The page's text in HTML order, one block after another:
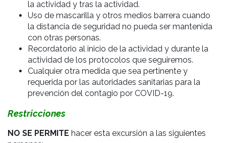
la actividad y tras la actividad.
Uso de mascarilla y otros medios barrera cuando
la distancia de seguridad no pueda ser mantenida
con otras personas.
Recordatorio al inicio de la actividad y durante la
actividad de los protocolos que seguiremos.
Cualquier otra medida que sea pertinente y
requerida por las autoridades sanitarias para la
prevención del contagio por COVID-19.
Restricciones
NO SE PERMITE hacer esta excursión a las siguientes